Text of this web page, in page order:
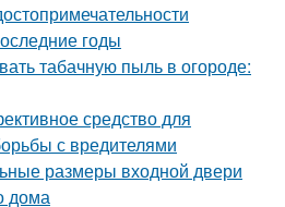
годы
табачную пыль в огороде:
средство для
с вредителями
размеры входной двери
дома